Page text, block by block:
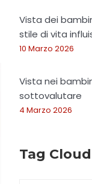
Vista dei
stile di vita
10 Marzo 2026
Vista nei
sottovalutare
4 Marzo 2026
Tag Cloud